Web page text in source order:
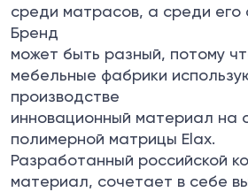
среди матрасов, а среди его
Бренд
может быть разный, потому
мебельные фабрики
производстве
инновационный материал на
полимерной матрицы Elax.
Разработанный российской
материал, сочетает в себе